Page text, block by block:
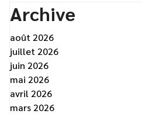
Archive
août 2026
juillet 2026
juin 2026
mai 2026
avril 2026
mars 2026